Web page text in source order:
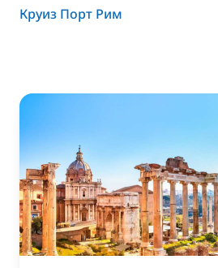
Круиз Порт Рим